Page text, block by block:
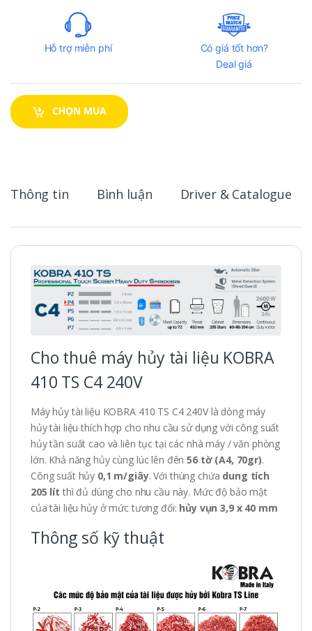
Hỗ trợ miễn phí
Có giá tốt hơn?
Deal giá
CHỌN MUA
Thông tin Bình luận Driver & Catalogue
Cho thuê máy hủy tài liệu KOBRA
410 TS C4 240V
Máy hủy tài liệu KOBRA 410 TS C4 240V là dòng máy
hủy tài liệu thích hợp cho nhu cầu sử dụng với công suất
hủy tần suất cao và liên tục tại các nhà máy / văn phòng
lớn. Khả năng hủy cùng lúc lên đên56 tờ (A4, 70gr).
Công suất hủy 0,1 m/giây. Với thùng chứa dung tích
205 lít thì đủ dùng cho nhu cầu này. Mức độ bảo mật
của tài liệu hủy ở mức tương đối: hủy vụn 3,9 x 40 mm
Thông số kỹ thuật